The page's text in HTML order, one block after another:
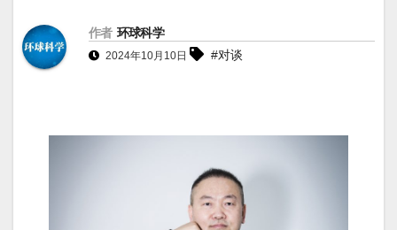
作者 环球科学
2024年10月10日 #对谈